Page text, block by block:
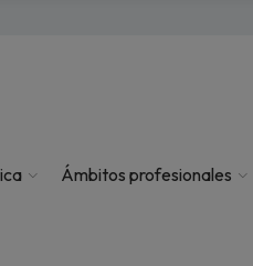
Ámbitos profesionales